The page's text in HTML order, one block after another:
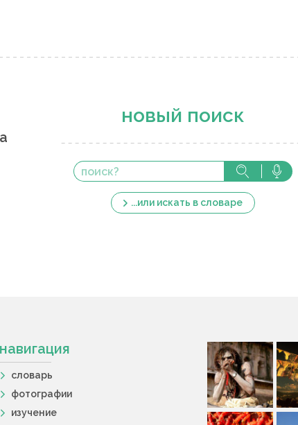
новый поиск
...или искать в словаре
навигация
словарь
фотографии
изучение